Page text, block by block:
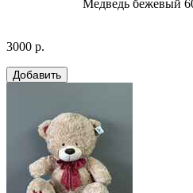
Медведь бежевый
3000 р.